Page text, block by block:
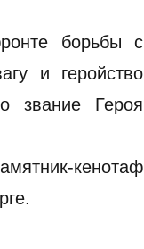
борьбы с
и геройство
звание Героя
кенотаф